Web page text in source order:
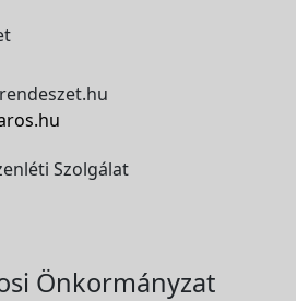
Szolgálat
Önkormányzat